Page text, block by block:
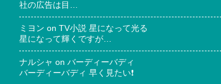
社の広告は目…
ミヨン on TV小説 星になって光る
星になって輝くですが…
ナルシャ on バーディーバディ
バーディーバディ 早く見たい❗